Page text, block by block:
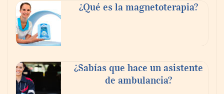
Danfoss adelanta cinco años su objetivo
climático y reduce sus emisiones en un 51
%
La banca debe modernizar sus sistemas
core sin perder décadas de conocimiento
de negocio: Minsait
¿Qué es la magnetoterapia?
¿Sabías que hace un asistente
de ambulancia?